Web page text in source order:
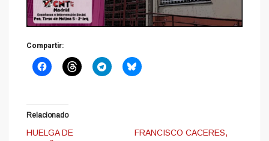
Compartir:
Relacionado
HUELGA DE
FRANCISCO CACERES,